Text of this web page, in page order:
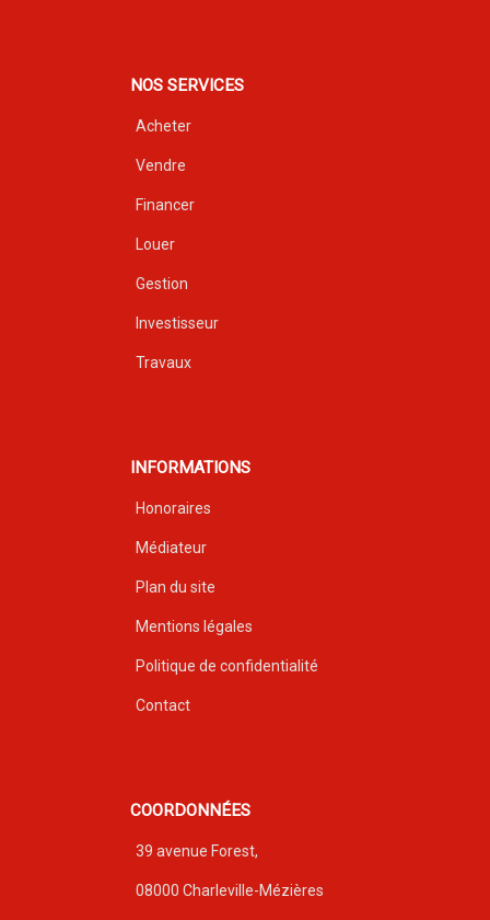
NOS SERVICES
Acheter
Vendre
Financer
Louer
Gestion
Investisseur
Travaux
INFORMATIONS
Honoraires
Médiateur
Plan du site
Mentions légales
Politique de confidentialité
Contact
COORDONNÉES
39 avenue Forest,
08000 Charleville-Mézières